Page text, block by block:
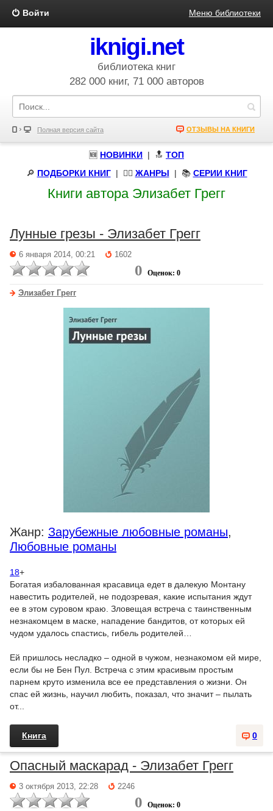
Войти Меню библиотеки
iknigi.net
библиотека книг
282 000 книг, 71 000 авторов
Полная версия сайта ОТЗЫВЫ НА КНИГИ
🆕 НОВИНКИ | 🔝 ТОП
🔎 ПОДБОРКИ КНИГ| 🧝‍♀️ ЖАНРЫ | 📚 СЕРИИ КНИГ
Книги автора Элизабет Грегг
Лунные грезы - Элизабет Грегг
6 января 2014, 00:21 1602
0 Оценок: 0
Элизабет Грегг
Жанр: Зарубежные любовные романы,
Любовные романы
18+
Богатая избалованная красавица едет в далекую Монтану
навестить родителей, не подозревая, какие испытания ждут
ее в этом суровом краю. Зловещая встреча с таинственным
незнакомцем в маске, нападение бандитов, от которых ей
чудом удалось спастись, гибель родителей…
Ей пришлось несладко – одной в чужом, незнакомом ей мире,
если бы не Бен Пул. Встреча с этим красивым простым
парнем круто изменила все ее представления о жизни. Он
спас ей жизнь, научил любить, показал, что значит – пылать
от...
0
Книга
Опасный маскарад - Элизабет Грегг
3 октября 2013, 22:28 2246
0 Оценок: 0